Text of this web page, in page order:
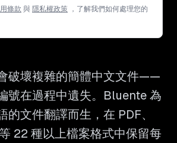
條款 與 隱私權政策 ，了解我們如何處理您的
破壞複雜的簡體中文文件——
號在過程中遺失。Bluente 為
的文件翻譯而生，在 PDF、
22 種以上檔案格式中保留每